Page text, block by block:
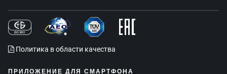
Политика в области качества
ПРИЛОЖЕНИЕ ДЛЯ СМАРТФОНА